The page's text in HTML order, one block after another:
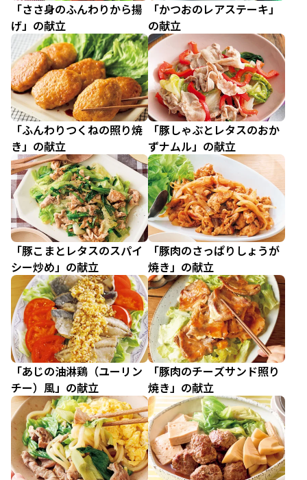
「ささ身のふんわりから揚
げ」の献立
「かつおのレアステーキ」
の献立
「ふんわりつくねの照り焼
き」の献立
「豚しゃぶとレタスのおか
ずナムル」の献立
「豚こまとレタスのスパイ
シー炒め」の献立
「豚肉のさっぱりしょうが
焼き」の献立
「あじの油淋鶏（ユーリン
チー）風」の献立
「豚肉のチーズサンド照り
焼き」の献立